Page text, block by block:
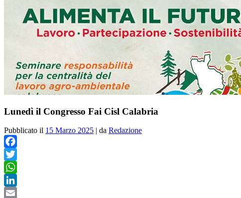
Lunedì il Congresso Fai Cisl Calabria
Pubblicato il 15 Marzo 2025 | da Redazione
Facebook
Twitter
WhatsApp
LinkedIn